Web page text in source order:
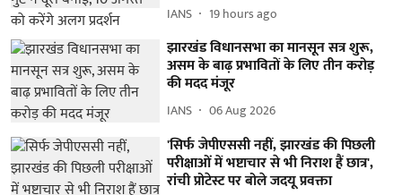
IANS 19 hours ago
झारखंड विधानसभा का मानसून सत्र शुरू,
असम के बाढ़ प्रभावितों के लिए तीन करोड़
की मदद मंजूर
IANS 06 Aug 2026
'सिर्फ जेपीएससी नहीं, झारखंड की पिछली
परीक्षाओं में भष्टाचार से भी निराश हैं छात्र',
रांची प्रोटेस्ट पर बोले जदयू प्रवक्ता